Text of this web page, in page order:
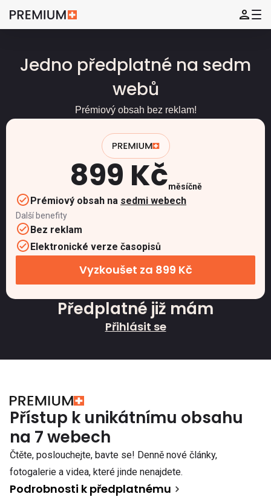
Jedno předplatné na sedm
webů
Prémiový obsah bez reklam!
899 Kčměsíčně
Prémiový obsah na sedmi webech
Další benefity
Bez reklam
Elektronické verze časopisů
Vyzkoušet za 899 Kč
Předplatné již mám
Přihlásit se
Přístup k unikátnímu obsahu
na 7 webech
Čtěte, poslouchejte, bavte se! Denně nové články,
fotogalerie a videa, které jinde nenajdete.
Podrobnosti k předplatnému